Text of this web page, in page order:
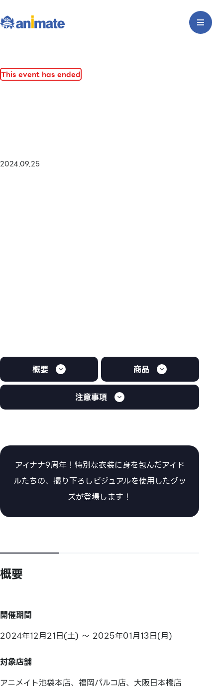
This event has ended
2024.09.25
概要 商品
注意事項
アイナナ9周年！特別な衣装に身を包んだアイド
ルたちの、撮り下ろしビジュアルを使用したグッ
ズが登場します！
概要
開催期間
2024年12月21日(土) ～ 2025年01月13日(月)
対象店舗
アニメイト池袋本店、福岡パルコ店、大阪日本橋店